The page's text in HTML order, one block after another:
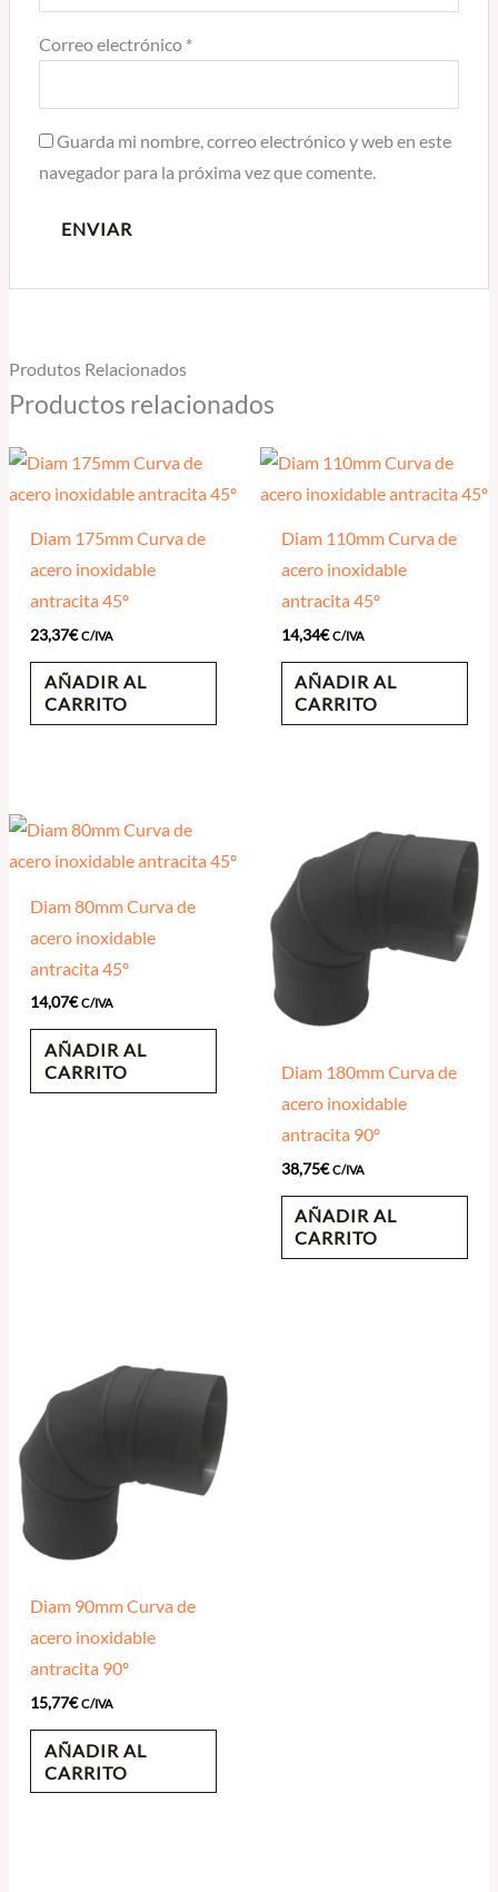
Correo electrónico *
Guarda mi nombre, correo electrónico y web en este
navegador para la próxima vez que comente.
Produtos Relacionados
Productos relacionados
Diam 175mm Curva de
acero inoxidable
antracita 45º
23,37€ C/IVA
AÑADIR AL
CARRITO
Diam 110mm Curva de
acero inoxidable
antracita 45º
14,34€ C/IVA
AÑADIR AL
CARRITO
Diam 80mm Curva de
acero inoxidable
antracita 45º
14,07€ C/IVA
AÑADIR AL
CARRITO
Diam 180mm Curva de
acero inoxidable
antracita 90º
38,75€ C/IVA
AÑADIR AL
CARRITO
Diam 90mm Curva de
acero inoxidable
antracita 90º
15,77€ C/IVA
AÑADIR AL
CARRITO